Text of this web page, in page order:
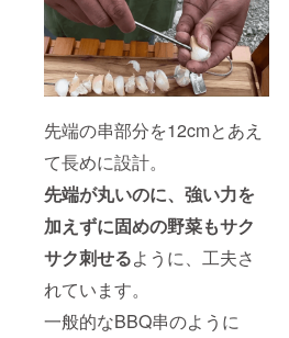
先端の串部分を12cmとあえ
て長めに設計。
先端が丸いのに、強い力を
加えずに固めの野菜もサク
サク刺せるように、工夫さ
れています。
一般的なBBQ串のように